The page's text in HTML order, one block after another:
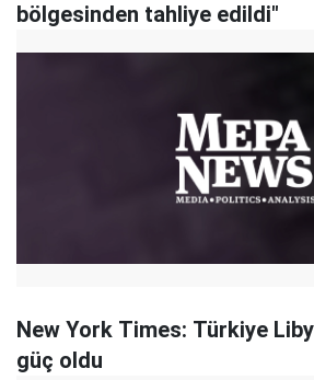
bölgesinden tahliye edildi"
New York Times: Türkiye
güç oldu